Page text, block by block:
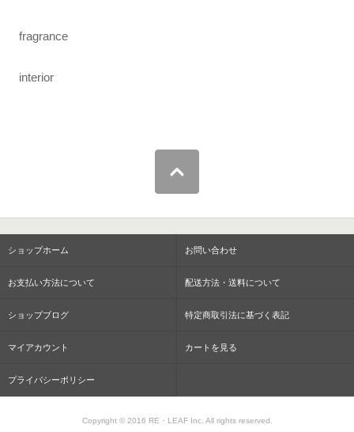
fragrance
interior
ショップホーム お問い合わせ
お支払い方法について 配送方法・送料について
ショップブログ 特定商取引法に基づく表記
マイアカウント カートを見る
プライバシーポリシー
Copyright © 2016 RE・LEAF Inc. All rights reserved.